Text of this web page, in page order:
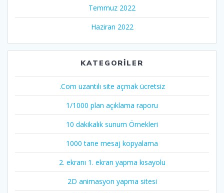
Temmuz 2022
Haziran 2022
KATEGORILER
.Com uzantılı site açmak ücretsiz
1/1000 plan açıklama raporu
10 dakikalık sunum Örnekleri
1000 tane mesaj kopyalama
2. ekranı 1. ekran yapma kısayolu
2D animasyon yapma sitesi